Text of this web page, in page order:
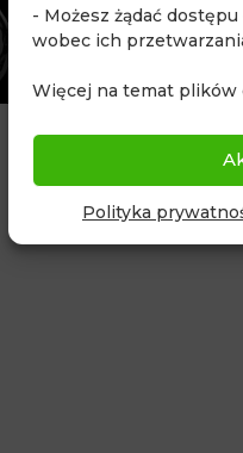
- Możesz żądać
wobec ich
Więcej na temat plików
Polityka